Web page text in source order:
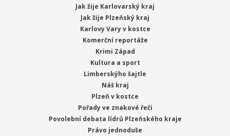
Jak žije Karlovarský kraj
Jak žije Plzeňský kraj
Karlovy Vary v kostce
Komerční reportáže
Krimi Západ
Kultura a sport
Limberskýho šajtle
Náš kraj
Plzeň v kostce
Pořady ve znakové řeči
Povolební debata lídrů Plzeňského kraje
Právo jednoduše